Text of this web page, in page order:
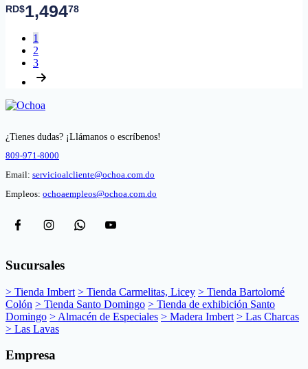
RD$1,49478
1
2
3
¿Tienes dudas? ¡Llámanos o escríbenos!
809-971-8000
Email: servicioalcliente@ochoa.com.do
Empleos: ochoaempleos@ochoa.com.do
Sucursales
> Tienda Imbert > Tienda Carmelitas, Licey > Tienda Bartolomé
Colón > Tienda Santo Domingo > Tienda de exhibición Santo
Domingo > Almacén de Especiales > Madera Imbert > Las Charcas
> Las Lavas
Empresa